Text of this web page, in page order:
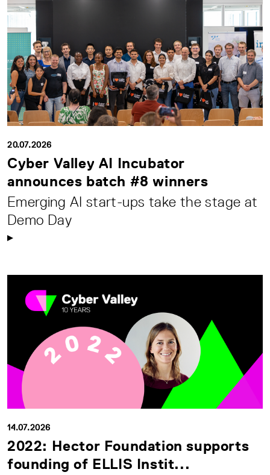
20.07.2026
Cyber Valley AI Incubator
announces batch #8 winners
Emerging AI start-ups take the stage at
Demo Day
14.07.2026
2022: Hector Foundation supports
founding of ELLIS Instit...